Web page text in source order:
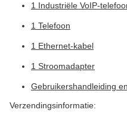
1 Industriële VoIP-
1 Telefoon
1 Ethernet-kabel
1 Stroomadapter
Gebruikershandleiding
Verzendingsinformatie: